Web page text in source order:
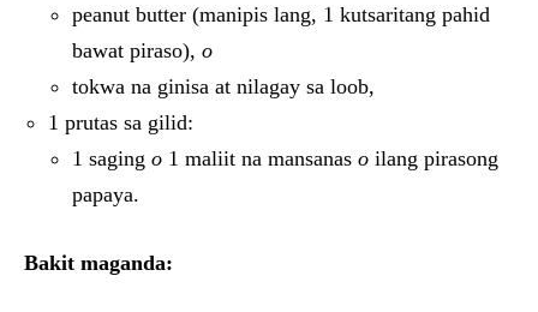
peanut butter (manipis lang, 1 kutsaritang pahid
bawat piraso), o
tokwa na ginisa at nilagay sa loob,
1 prutas sa gilid:
1 saging o 1 maliit na mansanas o ilang pirasong
papaya.
Bakit maganda: